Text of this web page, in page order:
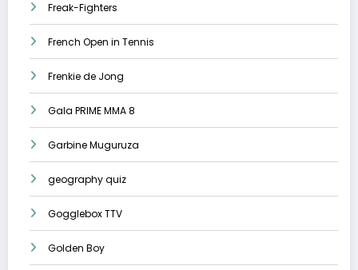
Freak-Fighters
French Open in Tennis
Frenkie de Jong
Gala PRIME MMA 8
Garbine Muguruza
geography quiz
Gogglebox TTV
Golden Boy